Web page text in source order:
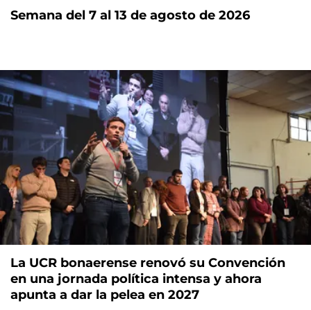
Semana del 7 al 13 de agosto de 2026
La UCR bonaerense renovó su Convención
en una jornada política intensa y ahora
apunta a dar la pelea en 2027